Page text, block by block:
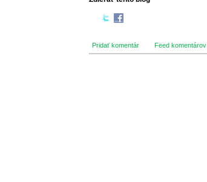
Pridať komentár Feed komentárov